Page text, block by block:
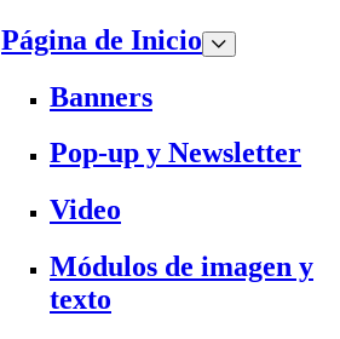
Página de Inicio
Banners
Pop-up y Newsletter
Video
Módulos de imagen y
texto